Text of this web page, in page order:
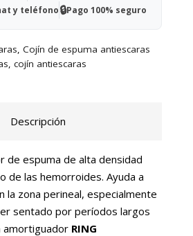
y teléfono🔒Pago 100% seguro
Cojín de espuma antiescaras
cojín antiescaras
Descripción
de espuma de alta densidad
de las hemorroides. Ayuda a
la zona perineal, especialmente
sentado por períodos largos
amortiguador RING